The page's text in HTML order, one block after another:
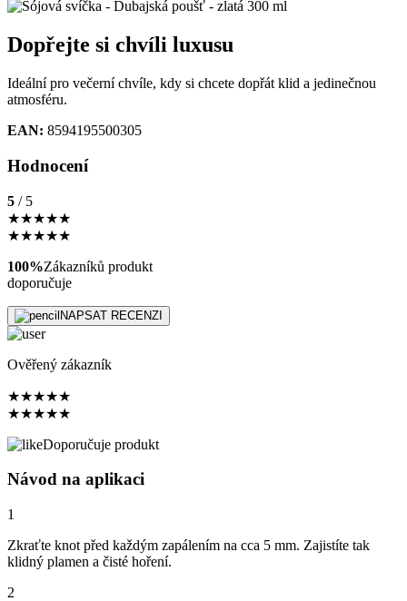
Dopřejte si chvíli luxusu
Ideální pro večerní chvíle, kdy si chcete dopřát klid a jedinečnou
atmosféru.
EAN: 8594195500305
Hodnocení
5 / 5
★★★★★
★★★★★
100%Zákazníků produkt
doporučuje
NAPSAT RECENZI
Ověřený zákazník
★★★★★
★★★★★
Doporučuje produkt
Návod na aplikaci
1
Zkraťte knot před každým zapálením na cca 5 mm. Zajistíte tak
klidný plamen a čisté hoření.
2